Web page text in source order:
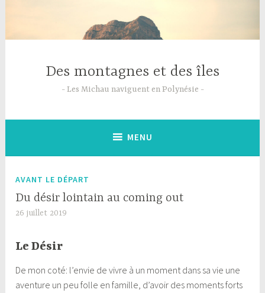
contenu
Des montagnes et des îles
Les Michau naviguent en Polynésie
MENU
AVANT LE DÉPART
Du désir lointain au coming out
26 juillet 2019
Le Désir
De mon coté: l’envie de vivre à un moment dans sa vie une
aventure un peu folle en famille, d’avoir des moments forts